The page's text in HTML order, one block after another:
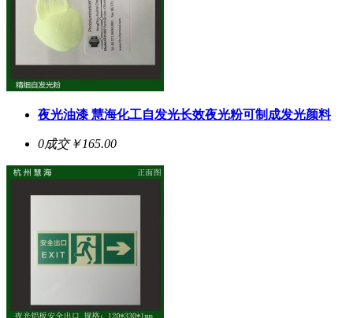
夜光油漆 慧海化工自发光长效夜光粉可制成发光颜料
0成交￥165.00